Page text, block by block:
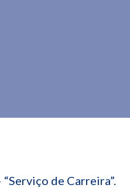
de Carreira”.